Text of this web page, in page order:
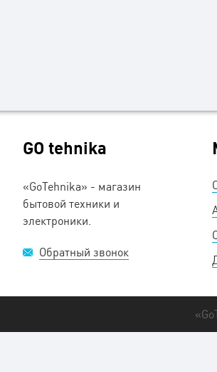
GO tehnika
«GoTehnika» - магазин
бытовой техники и
электроники.
Обратный звонок